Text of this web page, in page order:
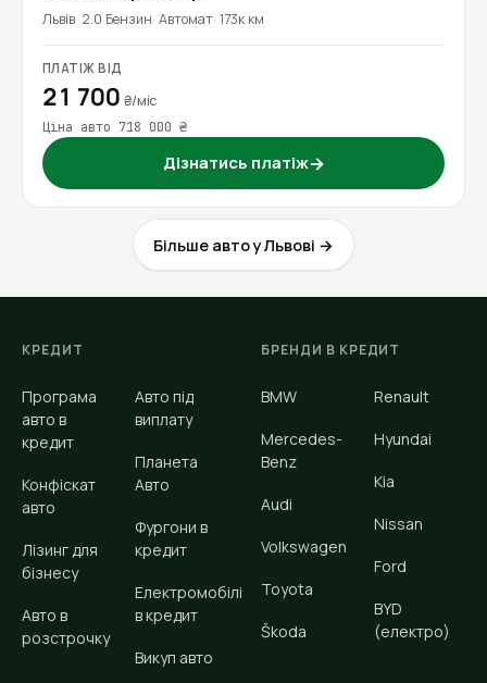
Львів 2.0 Бензин Автомат 173к км
ПЛАТІЖ ВІД
21 700 ₴/міс
Ціна авто 718 000 ₴
Дізнатись платіж→
Більше авто у Львові →
КРЕДИТ
Програма
авто в
кредит
Конфіскат
авто
Лізинг для
бізнесу
Авто в
розстрочку
Авто під
виплату
Планета
Авто
Фургони в
кредит
Електромобілі
в кредит
Викуп авто
БРЕНДИ В КРЕДИТ
BMW
Mercedes-
Benz
Audi
Volkswagen
Toyota
Škoda
Renault
Hyundai
Kia
Nissan
Ford
BYD
(електро)